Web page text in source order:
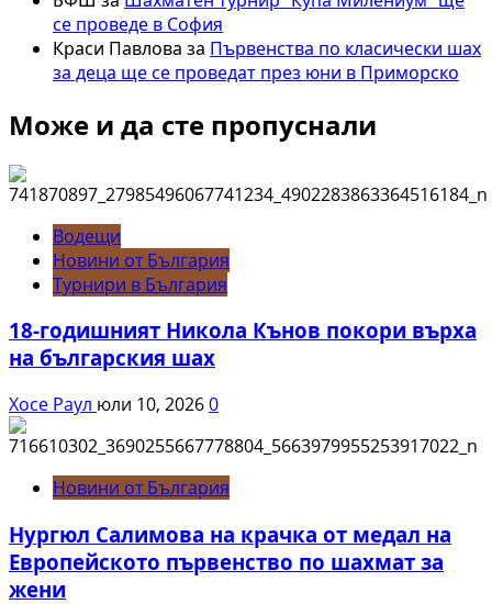
се проведе в София
Краси Павлова за Първенства по класически шах
за деца ще се проведат през юни в Приморско
Може и да сте пропуснали
Водещи
Новини от България
Турнири в България
18-годишният Никола Кънов покори върха
на българския шах
Хосе Раул юли 10, 20260
Новини от България
Нургюл Салимова на крачка от медал на
Европейското първенство по шахмат за
жени